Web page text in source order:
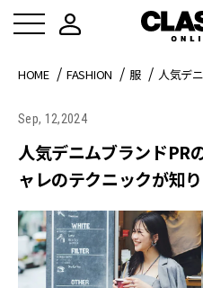
HOME FASHION 服 人気デ
Sep, 12,2024
人気デニムブランドPR
ャレのテクニックが知